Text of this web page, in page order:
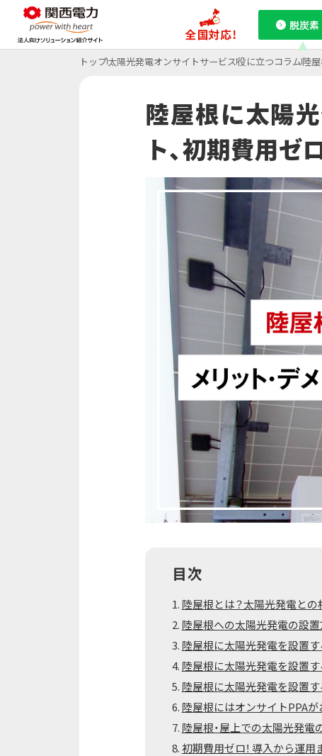
脱炭素
特集ページ
特集ページ
特集ページ
課題から探す
脱炭素 コ
関西電力の特徴
トップ太陽光発電オンサイトサービス役に立つコラム陸
陸屋根に太陽
ト、初期費用
目次
陸屋根とは？太陽光発電との
陸屋根への太陽光発電の設
陸屋根に太陽光発電を設置
陸屋根に太陽光発電を設置
陸屋根に太陽光発電を設置
陸屋根にはオンサイトPPAが
陸屋根・屋上での太陽光発電
初期費用ゼロ！ 導入から運